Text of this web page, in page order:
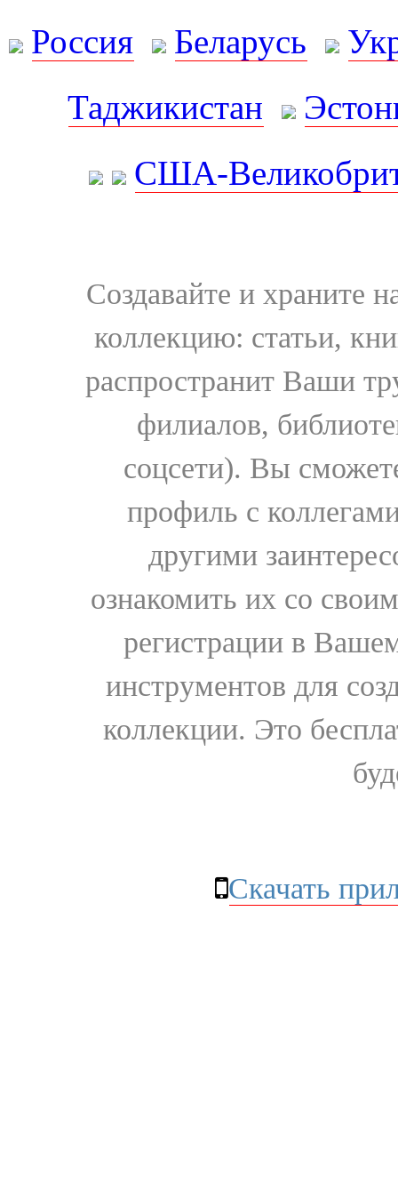
Россия Беларусь
Таджикистан
США-
Создавайте и храните
коллекцию: статьи,
распространит Ваши
филиалов,
соцсети). Вы
профиль с
другими
ознакомить их со
регистрации в
инструментов для
коллекции. Это
Скачать